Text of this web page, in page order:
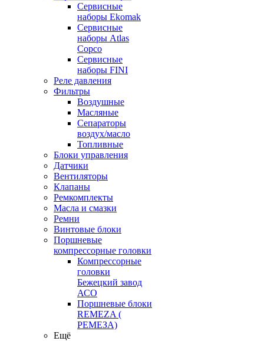
Сервисные
наборы Ekomak
Cервисные
наборы Atlas
Copco
Сервисные
наборы FINI
Реле давления
Фильтры
Воздушные
Масляные
Сепараторы
воздух/масло
Топливные
Блоки управления
Датчики
Вентиляторы
Клапаны
Ремкомплекты
Масла и смазки
Ремни
Винтовые блоки
Поршневые
компрессорные головки
Компрессорные
головки
Бежецкий завод
АСО
Поршневые блоки
REMEZA (
РЕМЕЗА)
Ещё